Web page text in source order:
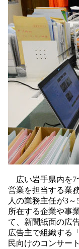
広い岩手県内を7
営業を担当する業
人の業務主任が3
所在する企業や事
て、新聞紙面の広
広告主で組織する
民向けのコンサー